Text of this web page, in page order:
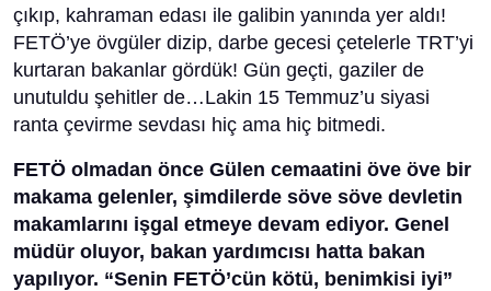
çıkıp, kahraman edası ile galibin yanında yer aldı!
FETÖ’ye övgüler dizip, darbe gecesi çetelerle TRT’yi
kurtaran bakanlar gördük! Gün geçti, gaziler de
unutuldu şehitler de…Lakin 15 Temmuz’u siyasi
ranta çevirme sevdası hiç ama hiç bitmedi.
FETÖ olmadan önce Gülen cemaatini öve öve bir
makama gelenler, şimdilerde söve söve devletin
makamlarını işgal etmeye devam ediyor. Genel
müdür oluyor, bakan yardımcısı hatta bakan
yapılıyor. “Senin FETÖ’cün kötü, benimkisi iyi”